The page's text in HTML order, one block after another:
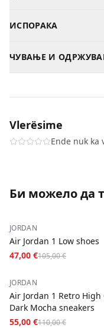
Модел
ИСПОРАКА
Албанија — 3-5 дена
ЧУВАЊЕ И
Vlerësime
Ende nuk ka
Би можело да
−55%
JORDAN
Air Jordan 1 Low shoes
47,00 €105,00 €
−50%
JORDAN
Air Jordan 1 Retro High
Dark Mocha sneakers
55,00 €110,00 €